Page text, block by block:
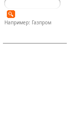
Например: Газпром